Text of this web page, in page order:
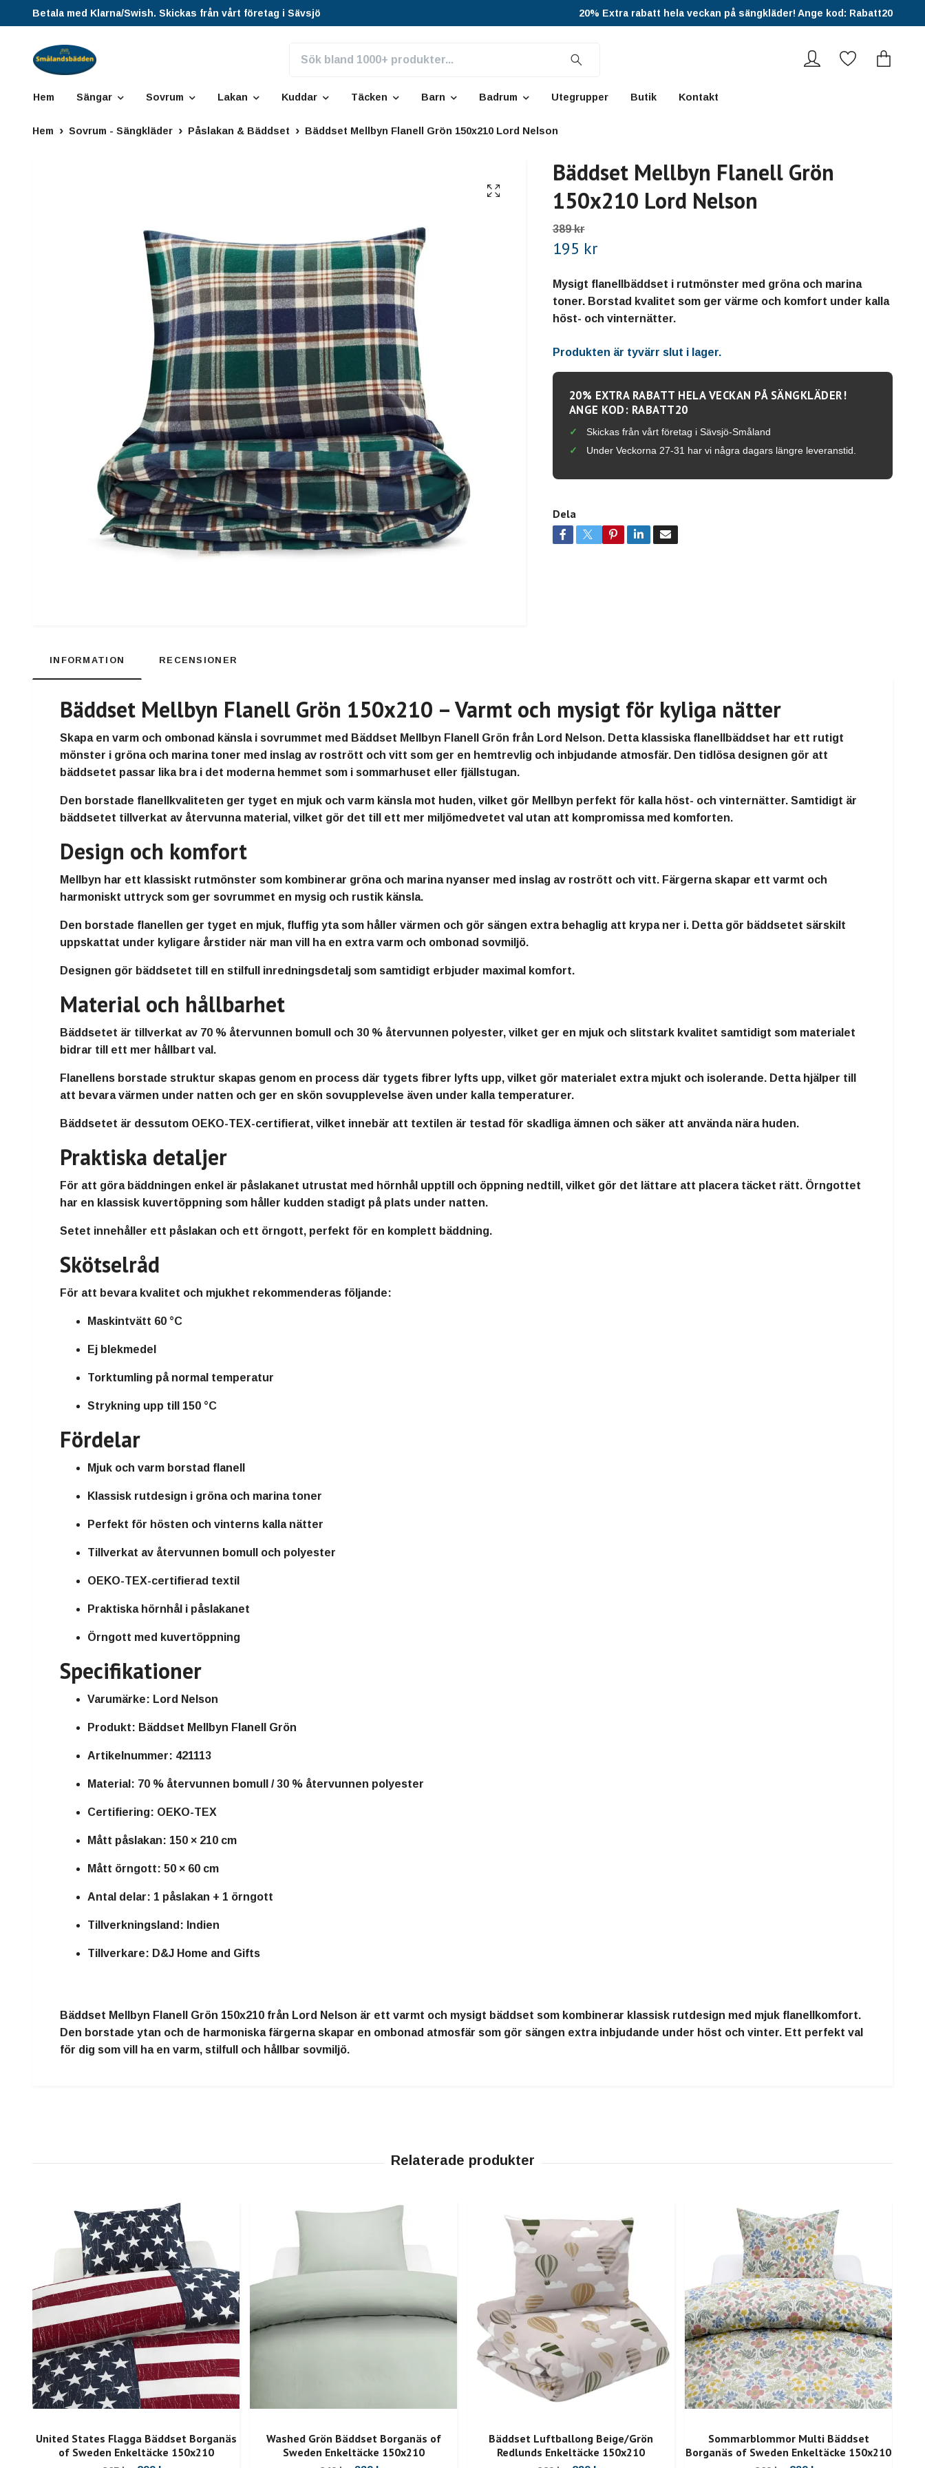
Betala med Klarna/Swish. Skickas från vårt företag i Sävsjö 20% Extra rabatt hela veckan på sängkläder! Ange kod: Rabatt20
Hem Sängar Sovrum Lakan Kuddar Täcken Barn Badrum Utegrupper Butik Kontakt
Hem Sovrum - Sängkläder Påslakan & Bäddset Bäddset Mellbyn Flanell Grön 150x210 Lord Nelson
Bäddset Mellbyn Flanell Grön
150x210 Lord Nelson
389 kr
195 kr
Mysigt flanellbäddset i rutmönster med gröna och marina
toner. Borstad kvalitet som ger värme och komfort under kalla
höst- och vinternätter.
Produkten är tyvärr slut i lager.
20% EXTRA RABATT HELA VECKAN PÅ SÄNGKLÄDER!
ANGE KOD: RABATT20
Skickas från vårt företag i Sävsjö-Småland
Under Veckorna 27-31 har vi några dagars längre leveranstid.
Dela
INFORMATION RECENSIONER
Bäddset Mellbyn Flanell Grön 150x210 – Varmt och mysigt för kyliga nätter
Skapa en varm och ombonad känsla i sovrummet med Bäddset Mellbyn Flanell Grön från Lord Nelson. Detta klassiska flanellbäddset har ett rutigt
mönster i gröna och marina toner med inslag av rostrött och vitt som ger en hemtrevlig och inbjudande atmosfär. Den tidlösa designen gör att
bäddsetet passar lika bra i det moderna hemmet som i sommarhuset eller fjällstugan.
Den borstade flanellkvaliteten ger tyget en mjuk och varm känsla mot huden, vilket gör Mellbyn perfekt för kalla höst- och vinternätter. Samtidigt är
bäddsetet tillverkat av återvunna material, vilket gör det till ett mer miljömedvetet val utan att kompromissa med komforten.
Design och komfort
Mellbyn har ett klassiskt rutmönster som kombinerar gröna och marina nyanser med inslag av rostrött och vitt. Färgerna skapar ett varmt och
harmoniskt uttryck som ger sovrummet en mysig och rustik känsla.
Den borstade flanellen ger tyget en mjuk, fluffig yta som håller värmen och gör sängen extra behaglig att krypa ner i. Detta gör bäddsetet särskilt
uppskattat under kyligare årstider när man vill ha en extra varm och ombonad sovmiljö.
Designen gör bäddsetet till en stilfull inredningsdetalj som samtidigt erbjuder maximal komfort.
Material och hållbarhet
Bäddsetet är tillverkat av 70 % återvunnen bomull och 30 % återvunnen polyester, vilket ger en mjuk och slitstark kvalitet samtidigt som materialet
bidrar till ett mer hållbart val.
Flanellens borstade struktur skapas genom en process där tygets fibrer lyfts upp, vilket gör materialet extra mjukt och isolerande. Detta hjälper till
att bevara värmen under natten och ger en skön sovupplevelse även under kalla temperaturer.
Bäddsetet är dessutom OEKO-TEX-certifierat, vilket innebär att textilen är testad för skadliga ämnen och säker att använda nära huden.
Praktiska detaljer
För att göra bäddningen enkel är påslakanet utrustat med hörnhål upptill och öppning nedtill, vilket gör det lättare att placera täcket rätt. Örngottet
har en klassisk kuvertöppning som håller kudden stadigt på plats under natten.
Setet innehåller ett påslakan och ett örngott, perfekt för en komplett bäddning.
Skötselråd
För att bevara kvalitet och mjukhet rekommenderas följande:
Maskintvätt 60 °C
Ej blekmedel
Torktumling på normal temperatur
Strykning upp till 150 °C
Fördelar
Mjuk och varm borstad flanell
Klassisk rutdesign i gröna och marina toner
Perfekt för hösten och vinterns kalla nätter
Tillverkat av återvunnen bomull och polyester
OEKO-TEX-certifierad textil
Praktiska hörnhål i påslakanet
Örngott med kuvertöppning
Specifikationer
Varumärke: Lord Nelson
Produkt: Bäddset Mellbyn Flanell Grön
Artikelnummer: 421113
Material: 70 % återvunnen bomull / 30 % återvunnen polyester
Certifiering: OEKO-TEX
Mått påslakan: 150 × 210 cm
Mått örngott: 50 × 60 cm
Antal delar: 1 påslakan + 1 örngott
Tillverkningsland: Indien
Tillverkare: D&J Home and Gifts
Bäddset Mellbyn Flanell Grön 150x210 från Lord Nelson är ett varmt och mysigt bäddset som kombinerar klassisk rutdesign med mjuk flanellkomfort.
Den borstade ytan och de harmoniska färgerna skapar en ombonad atmosfär som gör sängen extra inbjudande under höst och vinter. Ett perfekt val
för dig som vill ha en varm, stilfull och hållbar sovmiljö.
United States Flagga Bäddset Borganäs
of Sweden Enkeltäcke 150x210
Washed Grön Bäddset Borganäs of
Sweden Enkeltäcke 150x210
Bäddset Luftballong Beige/Grön
Redlunds Enkeltäcke 150x210
Sommarblommor Multi Bäddset
Borganäs of Sweden Enkeltäcke 150x210